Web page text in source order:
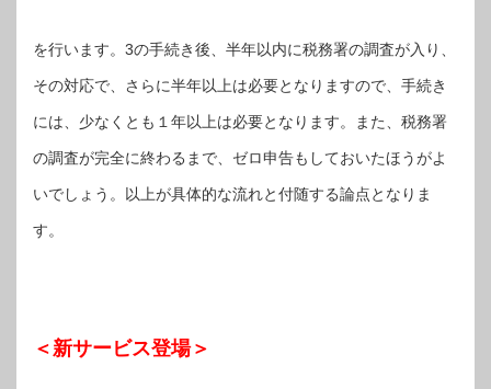
を行います。3の手続き後、半年以内に税務署の調査が入り、
その対応で、さらに半年以上は必要となりますので、手続き
には、少なくとも１年以上は必要となります。また、税務署
の調査が完全に終わるまで、ゼロ申告もしておいたほうがよ
いでしょう。以上が具体的な流れと付随する論点となりま
す。
＜新サービス登場＞